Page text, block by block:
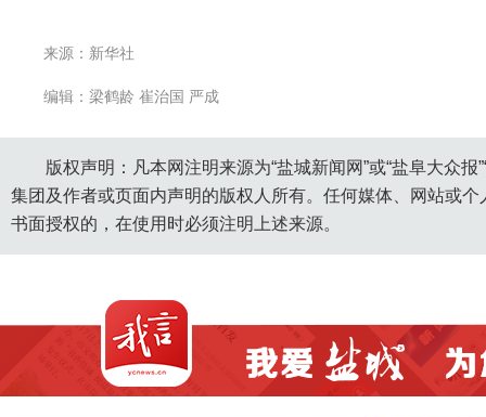
来源：新华社
编辑：梁鹤龄 崔治国 严成
版权声明：凡本网注明来源为“盐城新闻网”或“盐阜大众
集团及作者或页面内声明的版权人所有。任何媒体、网站或
书面授权的，在使用时必须注明上述来源。